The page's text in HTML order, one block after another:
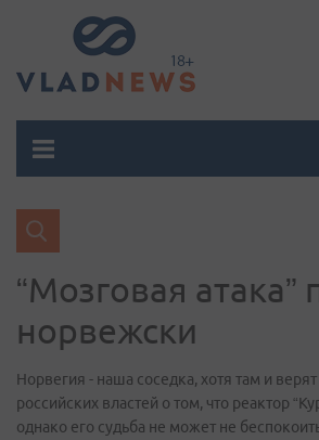
“Мозговая атака”
норвежски
Норвегия - наша соседка, хотя там и
российских властей о том, что реактор
однако его судьба не может не